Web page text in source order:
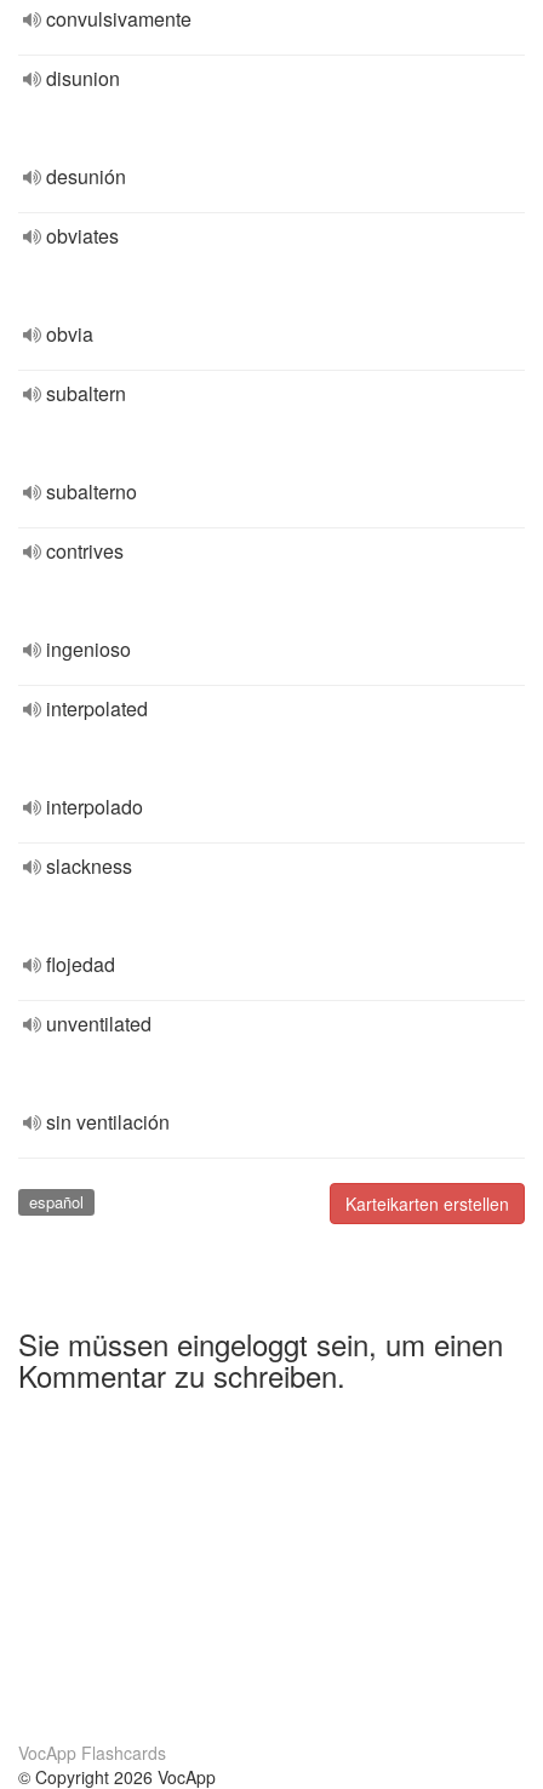
convulsivamente
disunion
desunión
obviates
obvia
subaltern
subalterno
contrives
ingenioso
interpolated
interpolado
slackness
flojedad
unventilated
sin ventilación
Karteikarten erstellen
español
Sie müssen eingeloggt sein, um einen
Kommentar zu schreiben.
VocApp Flashcards
© Copyright 2026 VocApp